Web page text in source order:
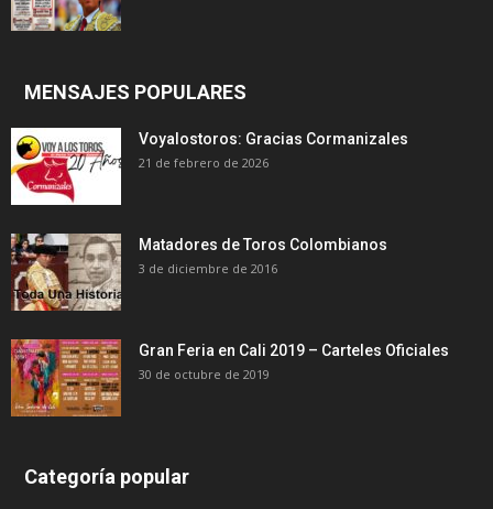
MENSAJES POPULARES
Voyalostoros: Gracias Cormanizales
21 de febrero de 2026
Matadores de Toros Colombianos
3 de diciembre de 2016
Gran Feria en Cali 2019 – Carteles Oficiales
30 de octubre de 2019
Categoría popular